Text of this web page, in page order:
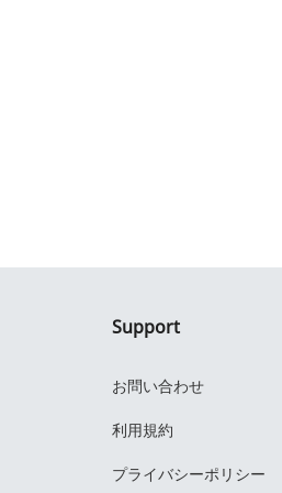
Support
お問い合わせ
利用規約
プライバシーポリシー